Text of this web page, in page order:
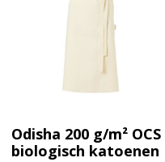
Odisha 200 g/m² OCS
biologisch katoenen